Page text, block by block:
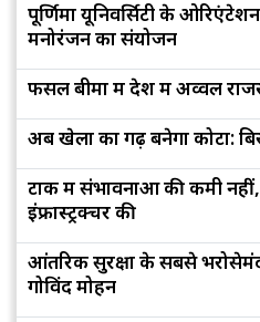
पूर्णिमा यूनिवर्सिटी के
मनोरंजन का संयोजन
फसल बीमा में देश में अव्वल
अब खेलों का गढ़ बनेगा कोटा:
टोंक में संभावनाओं की कमी
इंफ्रास्ट्रक्चर की
आंतरिक सुरक्षा के सबसे
गोविंद मोहन